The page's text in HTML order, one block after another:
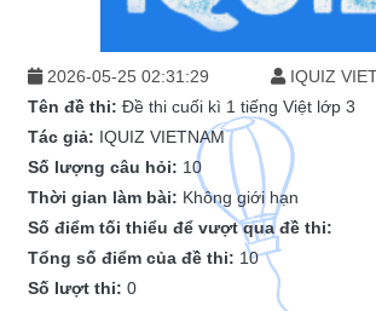
2026-05-25 02:31:29
IQUIZ
Tên đề thi: Đề thi cuối kì 1 tiếng Việt lớp 3
Tác giả: IQUIZ VIETNAM
Số lượng câu hỏi: 10
Thời gian làm bài: Không giới hạn
Số điểm tối thiểu để vượt qua đề thi:
Tổng số điểm của đề thi: 10
Số lượt thi: 0